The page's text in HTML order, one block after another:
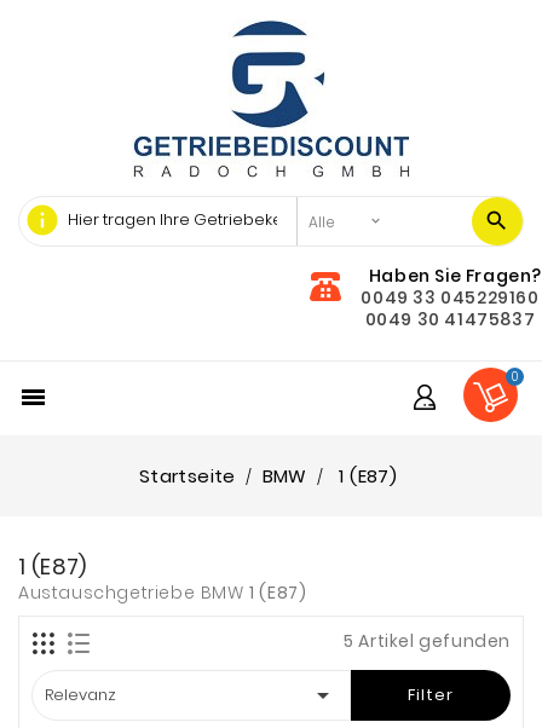
info
Haben Sie Fragen?
0049 33 045229160
0049 30 41475837

0
Startseite BMW 1 (E87)
1 (E87)
Austauschgetriebe BMW1 (E87)
5 Artikel gefunden
Relevanz  Filter